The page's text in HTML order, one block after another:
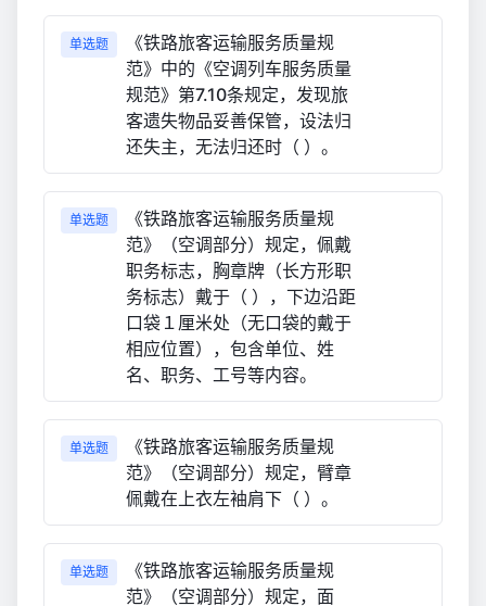
单选题
《铁路旅客运输服务质量规
范》中的《空调列车服务质量
规范》第7.10条规定，发现旅
客遗失物品妥善保管，设法归
还失主，无法归还时（ ）。
单选题
《铁路旅客运输服务质量规
范》（空调部分）规定，佩戴
职务标志，胸章牌（长方形职
务标志）戴于（ ），下边沿距
口袋１厘米处（无口袋的戴于
相应位置），包含单位、姓
名、职务、工号等内容。
单选题
《铁路旅客运输服务质量规
范》（空调部分）规定，臂章
佩戴在上衣左袖肩下（ ）。
单选题
《铁路旅客运输服务质量规
范》（空调部分）规定，面